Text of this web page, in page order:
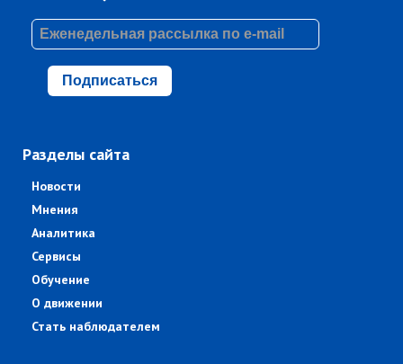
Подписаться
Разделы сайта
Новости
Мнения
Аналитика
Сервисы
Обучение
О движении
Стать наблюдателем